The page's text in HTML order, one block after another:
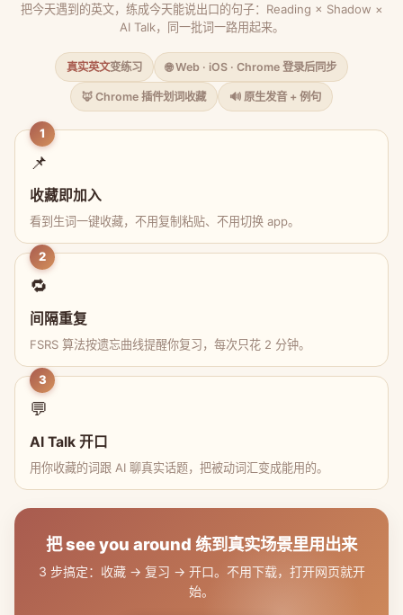
把今天遇到的英文，练成今天能说出口的句子：Reading × Shadow ×
AI Talk，同一批词一路用起来。
真实英文变练习 🌐 Web · iOS · Chrome 登录后同步
🦊 Chrome 插件划词收藏 🔊 原生发音 + 例句
1
📌
收藏即加入
看到生词一键收藏，不用复制粘贴、不用切换 app。
2
🔁
间隔重复
FSRS 算法按遗忘曲线提醒你复习，每次只花 2 分钟。
3
💬
AI Talk 开口
用你收藏的词跟 AI 聊真实话题，把被动词汇变成能用的。
把 see you around 练到真实场景里用出来
3 步搞定：收藏 → 复习 → 开口。不用下载，打开网页就开
始。